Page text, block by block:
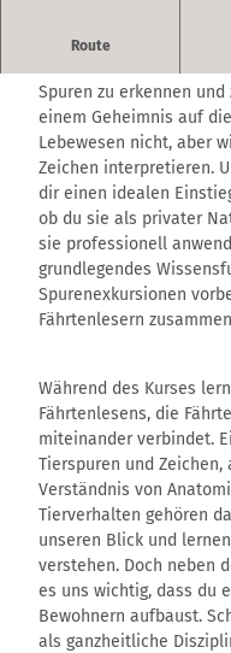
Route
Dreitägiges Seminar für
Spuren zu erkennen
einem Geheimnis auf
Lebewesen nicht, aber
Zeichen interpretieren.
dir einen idealen
ob du sie als privater
sie professionell
grundlegendes
Spurenexkursionen
Fährtenlesern
Während des Kurses
Fährtenlesens, die
miteinander verbindet.
Tierspuren und
Verständnis von
Tierverhalten gehören
unseren Blick und
verstehen. Doch neben
es uns wichtig, dass du
Bewohnern aufbaust.
als ganzheitliche